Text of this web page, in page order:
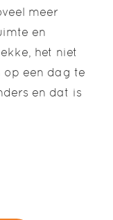
meer
en
het niet
op een dag te
en dat is